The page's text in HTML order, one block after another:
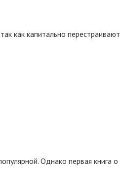
капитально
Однако первая книга о